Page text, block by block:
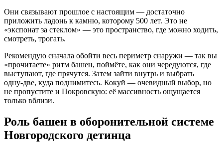
Они связывают прошлое с настоящим — достаточно
приложить ладонь к камню, которому 500 лет. Это не
«экспонат за стеклом» — это пространство, где можно ходить,
смотреть, трогать.
Рекомендую сначала обойти весь периметр снаружи — так вы
«прочитаете» ритм башен, поймёте, как они чередуются, где
выступают, где прячутся. Затем зайти внутрь и выбрать
одну‑две, куда поднимитесь. Кокуй — очевидный выбор, но
не пропустите и Покровскую: её массивность ощущается
только вблизи.
Роль башен в оборонительной системе
Новгородского детинца